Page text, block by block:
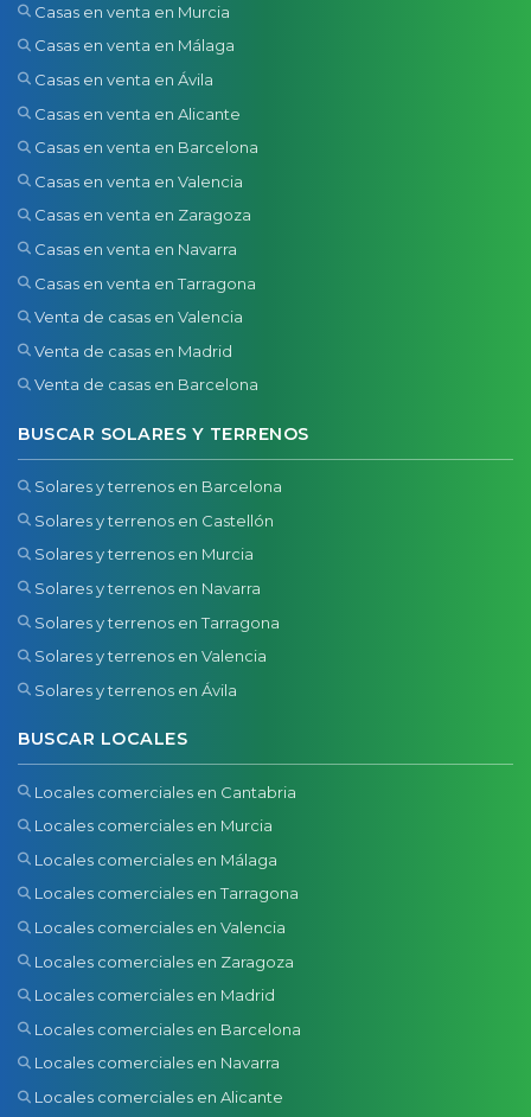
Casas en venta en Murcia
Casas en venta en Málaga
Casas en venta en Ávila
Casas en venta en Alicante
Casas en venta en Barcelona
Casas en venta en Valencia
Casas en venta en Zaragoza
Casas en venta en Navarra
Casas en venta en Tarragona
Venta de casas en Valencia
Venta de casas en Madrid
Venta de casas en Barcelona
BUSCAR SOLARES Y TERRENOS
Solares y terrenos en Barcelona
Solares y terrenos en Castellón
Solares y terrenos en Murcia
Solares y terrenos en Navarra
Solares y terrenos en Tarragona
Solares y terrenos en Valencia
Solares y terrenos en Ávila
BUSCAR LOCALES
Locales comerciales en Cantabria
Locales comerciales en Murcia
Locales comerciales en Málaga
Locales comerciales en Tarragona
Locales comerciales en Valencia
Locales comerciales en Zaragoza
Locales comerciales en Madrid
Locales comerciales en Barcelona
Locales comerciales en Navarra
Locales comerciales en Alicante